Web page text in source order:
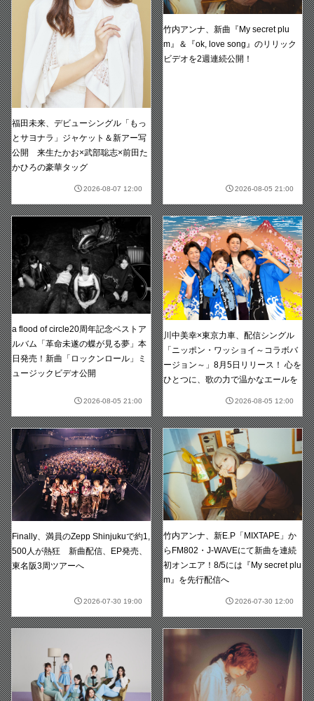
福田未来、デビューシングル「もっ
とサヨナラ」ジャケット＆新アー写
公開 来生たかお×武部聡志×前田た
かひろの豪華タッグ
2026-08-07 12:00
竹内アンナ、新曲『My secret plu
m』＆『ok, love song』のリリック
ビデオを2週連続公開！
2026-08-05 21:00
a flood of circle20周年記念ベストア
ルバム「革命未遂の蝶が見る夢」本
日発売！新曲「ロックンロール」ミ
ュージックビデオ公開
2026-08-05 21:00
川中美幸×東京力車、配信シングル
「ニッポン・ワッショイ～コラボバ
ージョン～」8月5日リリース！ 心を
ひとつに、歌の力で温かなエールを
2026-08-05 12:00
Finally、満員のZepp Shinjukuで約1,
500人が熱狂 新曲配信、EP発売、
東名阪3周ツアーへ
2026-07-30 19:00
竹内アンナ、新E.P「MIXTAPE」か
らFM802・J-WAVEにて新曲を連続
初オンエア！8/5には『My secret plu
m』を先行配信へ
2026-07-30 12:00